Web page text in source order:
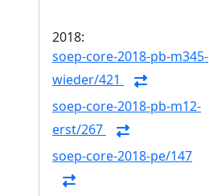
2018:
soep-core-2018-pb-m345-
wieder/421
soep-core-2018-pb-m12-
erst/267
soep-core-2018-pe/147